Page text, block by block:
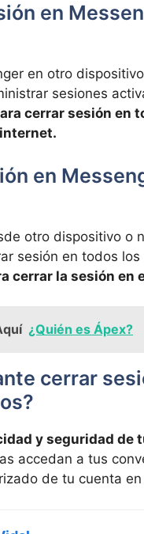
en
en otro
sesiones
cerrar sesión en
en
otro dispositivo o
sesión en todos
cerrar la sesión en
¿Quién es Ápex?
cerrar
y seguridad de
accedan a tus
de tu cuenta